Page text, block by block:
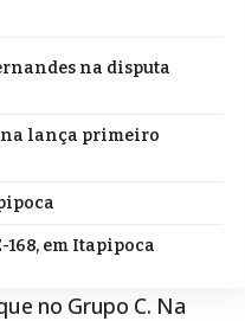
na disputa
lança primeiro
em Itapipoca
no Grupo C. Na